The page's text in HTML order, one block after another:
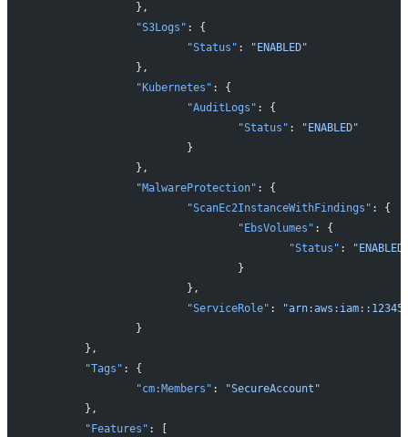
		},
		"S3Logs"
: {
			"Status"
:
"ENABLED"
		},
		"Kubernetes"
: {
			"AuditLogs"
: {
				"Status"
:
"ENABLED"
			}
		},
		"MalwareProtection"
: {
			"ScanEc2InstanceWithFindings"
: {
				"EbsVolumes"
: {
					"Status"
:
				}
			},
			"ServiceRole"
:
		}
	},
	"Tags"
: {
		"cm:Members"
:
"SecureAccount"
	},
	"Features"
: [